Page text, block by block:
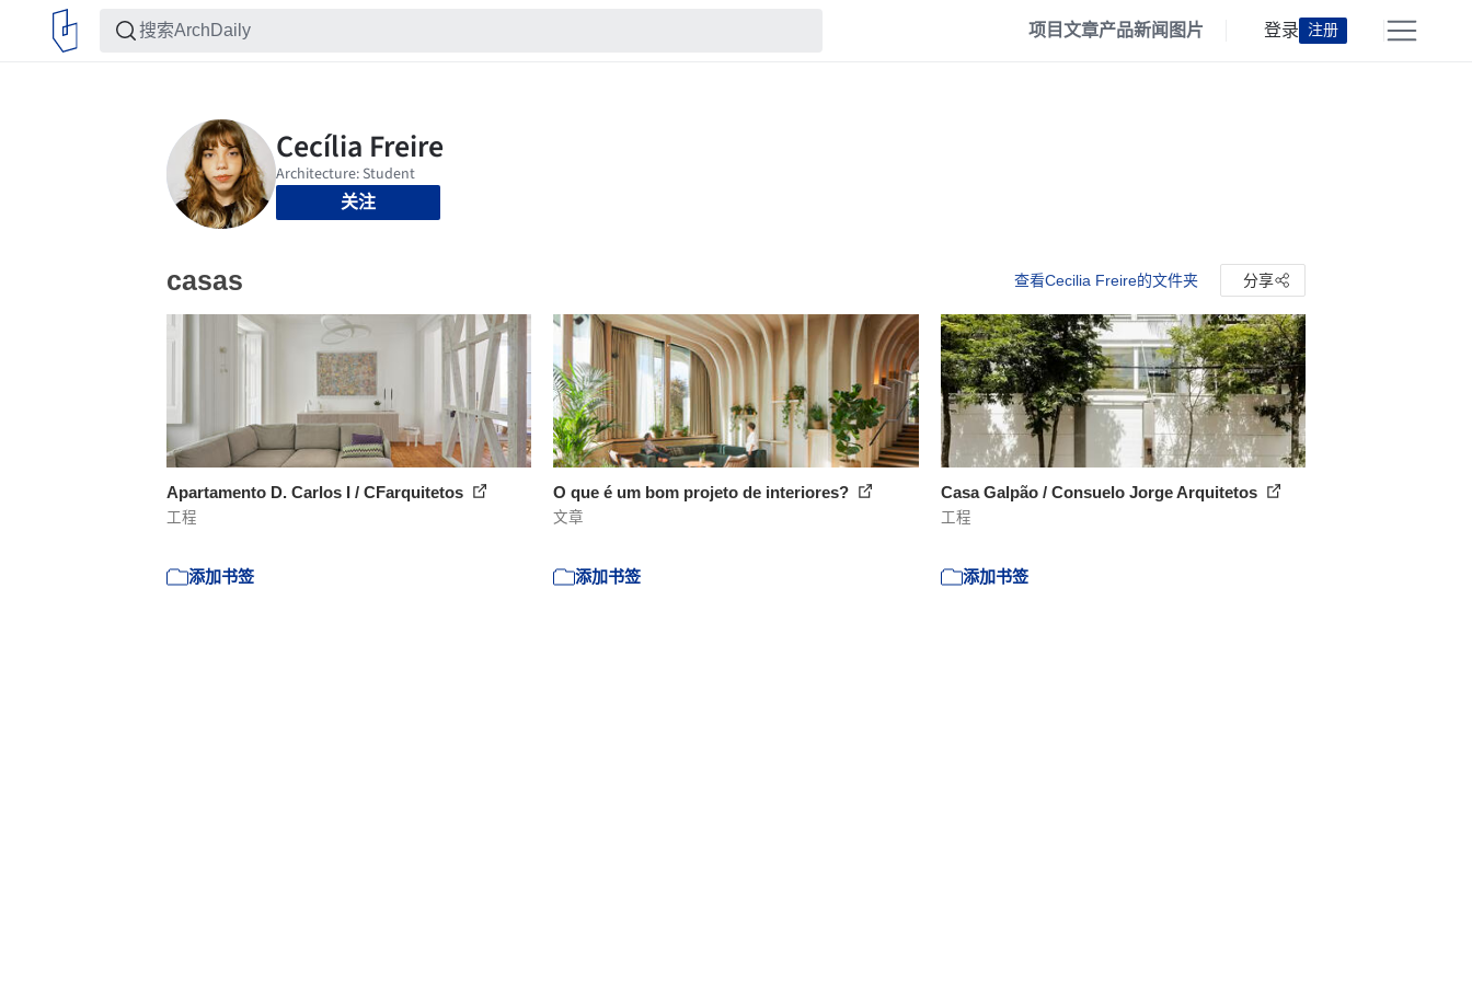
项目文章产品新闻 图片 登录 注册
关注
casas 查看Cecilia Freire的文件夹 分享
Apartamento D. Carlos I / CFarquitetos
工程
添加书签
O que é um bom projeto de interiores?
文章
添加书签
Casa Galpão / Consuelo Jorge Arquitetos
工程
添加书签